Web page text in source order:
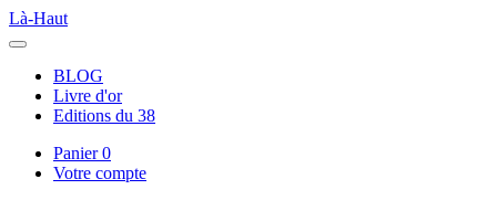
Là-Haut
BLOG
Livre d'or
Editions du 38
Panier 0
Votre compte